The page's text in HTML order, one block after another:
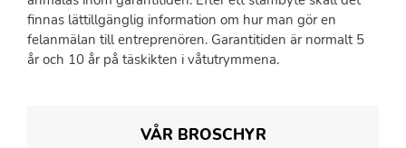
finnas lättillgänglig information om hur man gör en
felanmälan till entreprenören. Garantitiden är normalt 5
år och 10 år på täskikten i våtutrymmena.
VÅR BROSCHYR